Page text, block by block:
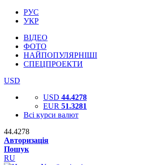
РУС
УКР
ВІДЕО
ФОТО
НАЙПОПУЛЯРНІШІ
СПЕЦПРОЕКТИ
USD
USD 44.4278
EUR 51.3281
Всі курси валют
44.4278
Авторизація
Пошук
RU